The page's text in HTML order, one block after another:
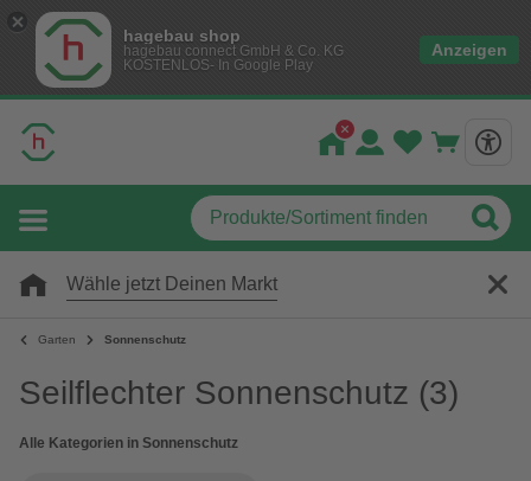
hagebau shop
hagebau connect GmbH & Co. KG
KOSTENLOS- In Google Play
Anzeigen
Wähle jetzt Deinen Markt
Garten Sonnenschutz
Seilflechter Sonnenschutz (3)
Alle Kategorien in Sonnenschutz